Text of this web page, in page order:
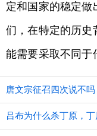
定和国家的稳定做
们，在特定的历史
能需要采取不同于
唐文宗征召四次说不
吕布为什么杀丁原，